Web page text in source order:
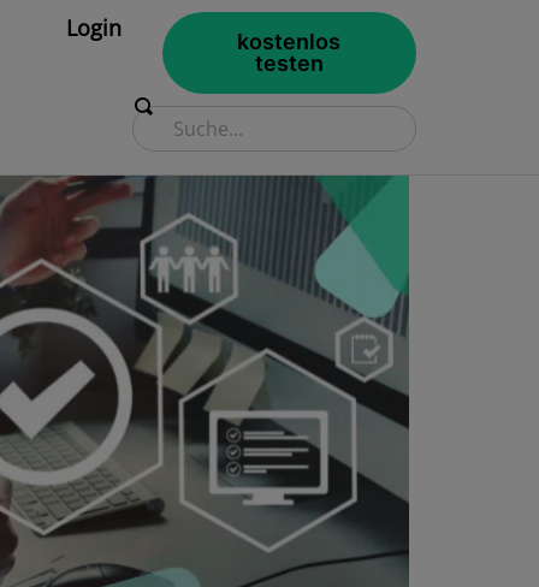
Login
kostenlos
testen
Suche